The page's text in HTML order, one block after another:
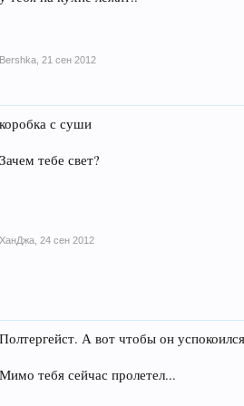
Bershka 21 сен 2012
коробка с суши
Зачем тебе свет?
ХанДжа 24 сен 2012
Полтергейст. А вот чтобы он
Мимо тебя сейчас пролетел...